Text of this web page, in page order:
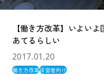
【働き方改革】いよい
あてるらしい
2017.01.20
働き方改革経営者向け